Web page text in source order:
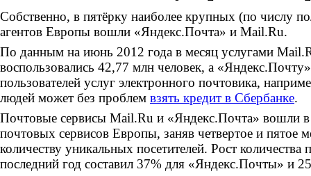
Собственно, в пятёрку наиболее крупных (по числу
агентов Европы вошли «Яндекс.Почта» и Mail.Ru.
По данным на июнь 2012 года в месяц услугами
воспользовались 42,77 млн человек, а
пользователей услуг электронного почтовика,
людей может без проблем взять кредит в Сбербанке.
Почтовые сервисы Mail.Ru и «Яндекс.Почта» вошли
почтовых сервисов Европы, заняв четвертое и пятое
количеству уникальных посетителей. Рост количества
последний год составил 37% для «Яндекс.Почты» и